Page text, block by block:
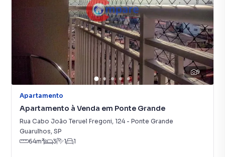
9
Apartamento
Apartamento à Venda em Ponte Grande
Rua Cabo João Teruel Fregoni, 124- Ponte Grande
Guarulhos, SP
64m² 3 1 1